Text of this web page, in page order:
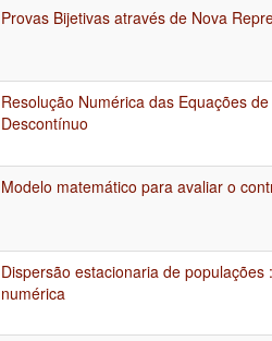
Provas Bijetivas através de Nova
Resolução Numérica das Equações
Descontínuo
Modelo matemático para avaliar o
Dispersão estacionaria de
numérica